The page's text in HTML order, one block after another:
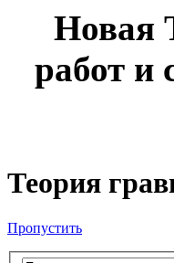
Новая
работ и
Теория
Пропустить